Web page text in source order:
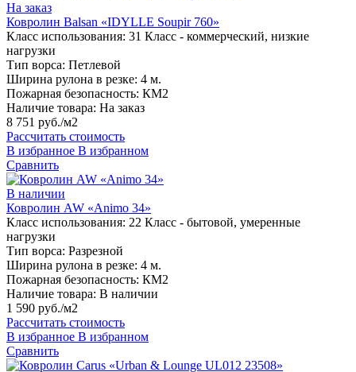
На заказ
Ковролин Balsan «IDYLLE Soupir 760»
Класс использования: 31 Класс - коммерческий, низкие
нагрузки
Тип ворса: Петлевой
Ширина рулона в резке: 4 м.
Пожарная безопасность: КМ2
Наличие товара: На заказ
8 751 руб./м2
Рассчитать стоимость
В избранное В избранном
Сравнить
В наличии
Ковролин AW «Animo 34»
Класс использования: 22 Класс - бытовой, умеренные
нагрузки
Тип ворса: Разрезной
Ширина рулона в резке: 4 м.
Пожарная безопасность: КМ2
Наличие товара: В наличии
1 590 руб./м2
Рассчитать стоимость
В избранное В избранном
Сравнить